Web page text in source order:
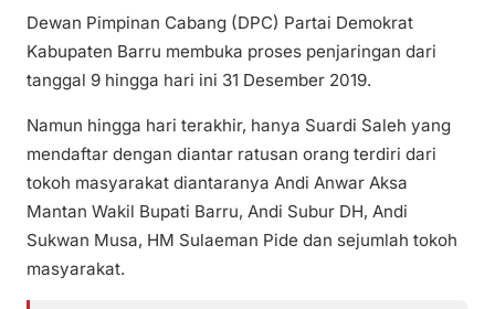
Dewan Pimpinan Cabang (DPC) Partai Demokrat
Kabupaten Barru membuka proses penjaringan dari
tanggal 9 hingga hari ini 31 Desember 2019.
Namun hingga hari terakhir, hanya Suardi Saleh yang
mendaftar dengan diantar ratusan orang terdiri dari
tokoh masyarakat diantaranya Andi Anwar Aksa
Mantan Wakil Bupati Barru, Andi Subur DH, Andi
Sukwan Musa, HM Sulaeman Pide dan sejumlah tokoh
masyarakat.